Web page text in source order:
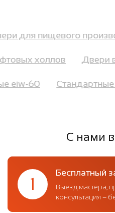
для пищевого
холлов Двери в
eiw-60
С нами
1
Бесплатный
Выезд мастера,
консультация –